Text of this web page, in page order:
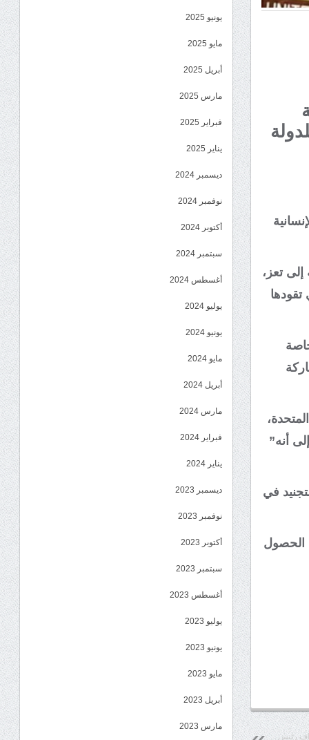
تعز،
تقودها
أنه”
في
الحصول
رئيس
يونيو 2025
مايو 2025
أبريل 2025
مارس 2025
فبراير 2025
يناير 2025
ديسمبر 2024
نوفمبر 2024
أكتوبر 2024
سبتمبر 2024
أغسطس 2024
يوليو 2024
يونيو 2024
مايو 2024
أبريل 2024
مارس 2024
فبراير 2024
يناير 2024
ديسمبر 2023
نوفمبر 2023
أكتوبر 2023
سبتمبر 2023
أغسطس 2023
يوليو 2023
يونيو 2023
مايو 2023
أبريل 2023
مارس 2023